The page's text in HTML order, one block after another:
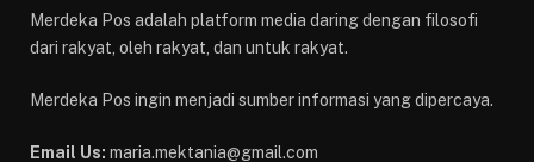
Merdeka Pos adalah platform media daring dengan filosofi
dari rakyat, oleh rakyat, dan untuk rakyat.
Merdeka Pos ingin menjadi sumber informasi yang dipercaya.
Email Us: maria.mektania@gmail.com